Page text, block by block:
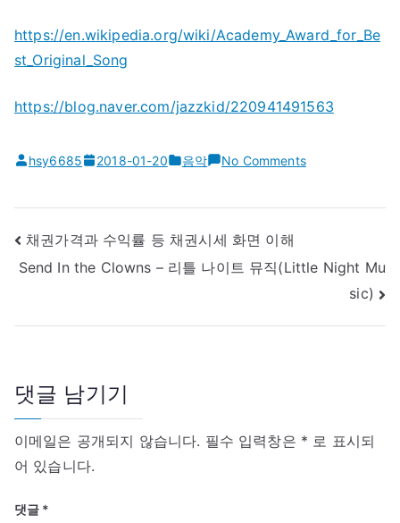
https://en.wikipedia.org/wiki/Academy_Award_for_Be
st_Original_Song
https://blog.naver.com/jazzkid/220941491563
hsy6685 2018-01-20 음악 No Commentson
카
주
글
내
이
채권가격과 수익률 등 채권시세 화면 이해
Send In the Clowns – 리틀 나이트 뮤직(Little Night Mu
sic)
댓글 남기기
이메일은 공개되지 않습니다. 필수 입력창은 * 로 표시되
어 있습니다.
댓글 *